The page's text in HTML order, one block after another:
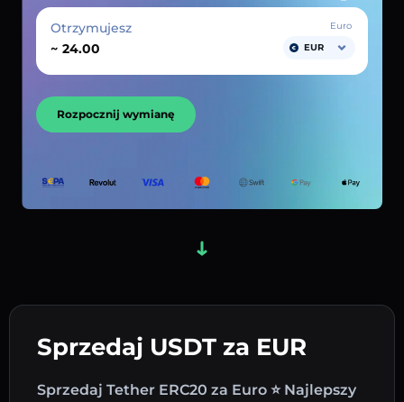
Sprzedaj USDT za EUR
Sprzedaj Tether ERC20 za Euro ⭐ Najlepszy
Otrzymujesz
~
Euro
EUR
Rozpocznij wymianę